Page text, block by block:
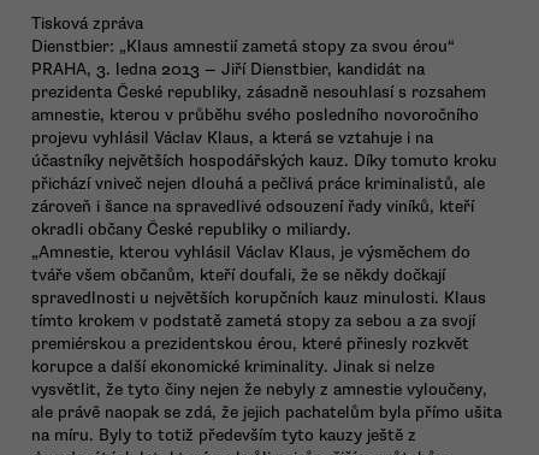
Tisková zpráva
Dienstbier: „Klaus amnestií zametá stopy za svou érou“
PRAHA, 3. ledna 2013 — Jiří Dienstbier, kandidát na
prezidenta České republiky, zásadně nesouhlasí s rozsahem
amnestie, kterou v průběhu svého posledního novoročního
projevu vyhlásil Václav Klaus, a která se vztahuje i na
účastníky největších hospodářských kauz. Díky tomuto kroku
přichází vniveč nejen dlouhá a pečlivá práce kriminalistů, ale
zároveň i šance na spravedlivé odsouzení řady viníků, kteří
okradli občany České republiky o miliardy.
„Amnestie, kterou vyhlásil Václav Klaus, je výsměchem do
tváře všem občanům, kteří doufali, že se někdy dočkají
spravedlnosti u největších korupčních kauz minulosti. Klaus
tímto krokem v podstatě zametá stopy za sebou a za svojí
premiérskou a prezidentskou érou, které přinesly rozkvět
korupce a další ekonomické kriminality. Jinak si nelze
vysvětlit, že tyto činy nejen že nebyly z amnestie vyloučeny,
ale právě naopak se zdá, že jejich pachatelům byla přímo ušita
na míru. Byly to totiž především tyto kauzy ještě z